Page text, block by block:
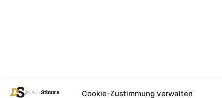
Cookie-Zustimmung verwalten